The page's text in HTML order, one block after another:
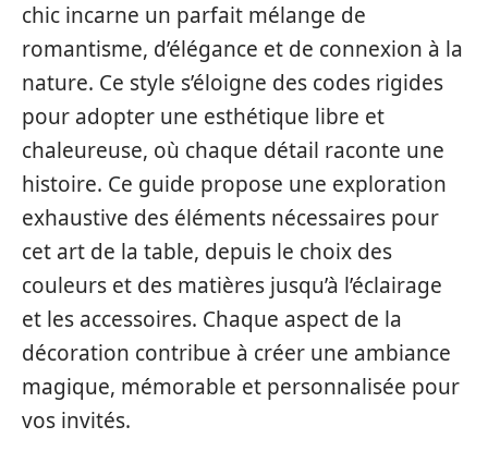
chic incarne un parfait mélange de
romantisme, d’élégance et de connexion à la
nature. Ce style s’éloigne des codes rigides
pour adopter une esthétique libre et
chaleureuse, où chaque détail raconte une
histoire. Ce guide propose une exploration
exhaustive des éléments nécessaires pour
cet art de la table, depuis le choix des
couleurs et des matières jusqu’à l’éclairage
et les accessoires. Chaque aspect de la
décoration contribue à créer une ambiance
magique, mémorable et personnalisée pour
vos invités.